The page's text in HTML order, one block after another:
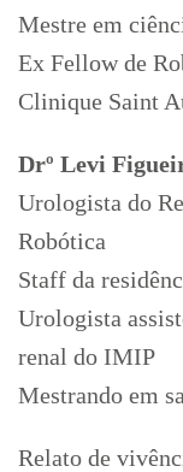
Mestre em
Ex Fellow de
Clinique Saint
Drº Levi
Urologista do
Robótica
Staff da
Urologista
renal do IMIP
Mestrando em
Relato de